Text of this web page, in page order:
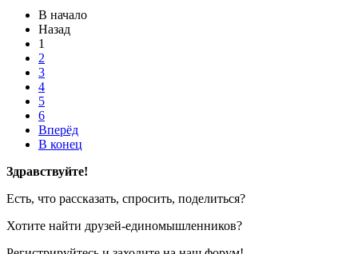
В начало
Назад
1
2
3
4
5
6
Вперёд
В конец
Здравствуйте!
Есть, что рассказать, спросить, поделиться?
Хотите найти друзей-единомышленников?